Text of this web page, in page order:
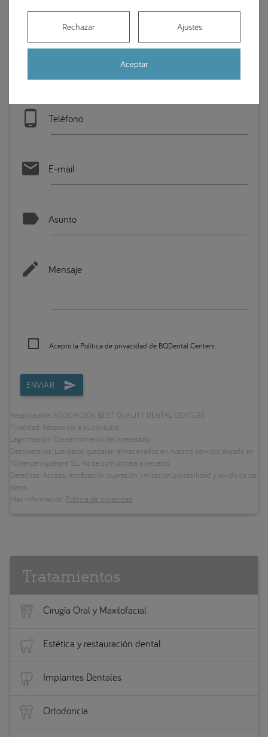
Manuel Mª Romero
Teléfono
E-mail
Asunto
Mensaje
Acepto la Política de privacidad de BQDental Centers.
ENVIAR
Responsable: ASOCIACIÓN BEST QUALITY DENTAL CENTERS
Finalidad: Responder a su consulta.
Legitimación: Consentimiento del interesado.
Destinatarios: Los datos quedarán almacenados en nuestro servidor, alojado en
10dencehispahard S.L. No se comunicará a terceros.
Derechos: Acceso, rectificación, supresión, limitación, portabilidad y olvido de los
datos.
Más información: Política de privacidad
Tratamientos
Cirugía Oral y Maxilofacial
Estética y restauración dental
Implantes Dentales
Ortodoncia
Aceptar
Rechazar Ajustes